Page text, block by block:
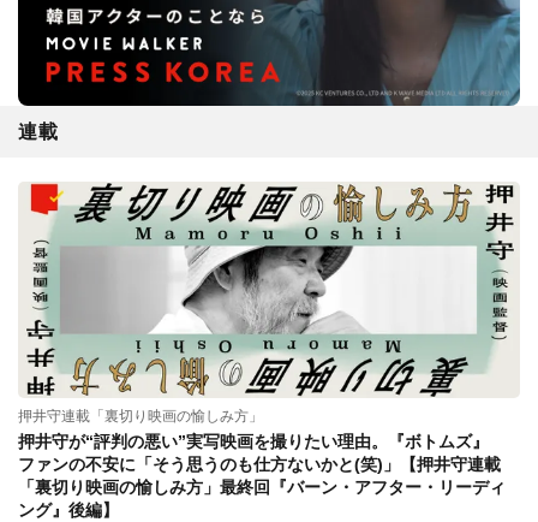
連載
押井守連載「裏切り映画の愉しみ方」
押井守が“評判の悪い”実写映画を撮りたい理由。『ボトムズ』
ファンの不安に「そう思うのも仕方ないかと(笑)」【押井守連載
「裏切り映画の愉しみ方」最終回『バーン・アフター・リーディ
ング』後編】